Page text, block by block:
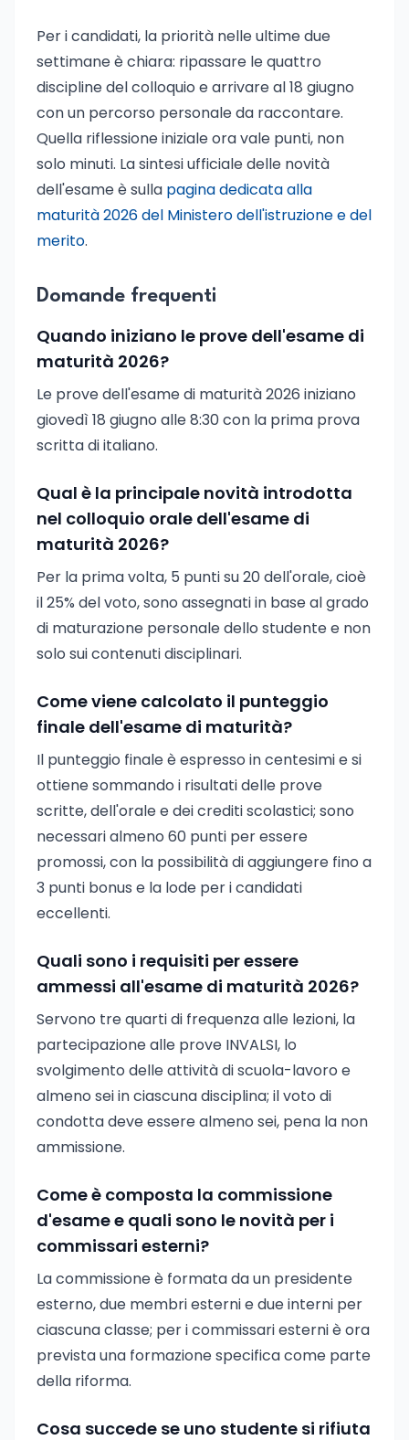
Per i candidati, la priorità nelle ultime due
settimane è chiara: ripassare le quattro
discipline del colloquio e arrivare al 18 giugno
con un percorso personale da raccontare.
Quella riflessione iniziale ora vale punti, non
solo minuti. La sintesi ufficiale delle novità
dell'esame è sulla pagina dedicata alla
maturità 2026 del Ministero dell'istruzione e del
merito.
Domande frequenti
Quando iniziano le prove dell'esame di
maturità 2026?
Le prove dell'esame di maturità 2026 iniziano
giovedì 18 giugno alle 8:30 con la prima prova
scritta di italiano.
Qual è la principale novità introdotta
nel colloquio orale dell'esame di
maturità 2026?
Per la prima volta, 5 punti su 20 dell'orale, cioè
il 25% del voto, sono assegnati in base al grado
di maturazione personale dello studente e non
solo sui contenuti disciplinari.
Come viene calcolato il punteggio
finale dell'esame di maturità?
Il punteggio finale è espresso in centesimi e si
ottiene sommando i risultati delle prove
scritte, dell'orale e dei crediti scolastici; sono
necessari almeno 60 punti per essere
promossi, con la possibilità di aggiungere fino a
3 punti bonus e la lode per i candidati
eccellenti.
Quali sono i requisiti per essere
ammessi all'esame di maturità 2026?
Servono tre quarti di frequenza alle lezioni, la
partecipazione alle prove INVALSI, lo
svolgimento delle attività di scuola-lavoro e
almeno sei in ciascuna disciplina; il voto di
condotta deve essere almeno sei, pena la non
ammissione.
Come è composta la commissione
d'esame e quali sono le novità per i
commissari esterni?
La commissione è formata da un presidente
esterno, due membri esterni e due interni per
ciascuna classe; per i commissari esterni è ora
prevista una formazione specifica come parte
della riforma.
Cosa succede se uno studente si rifiuta